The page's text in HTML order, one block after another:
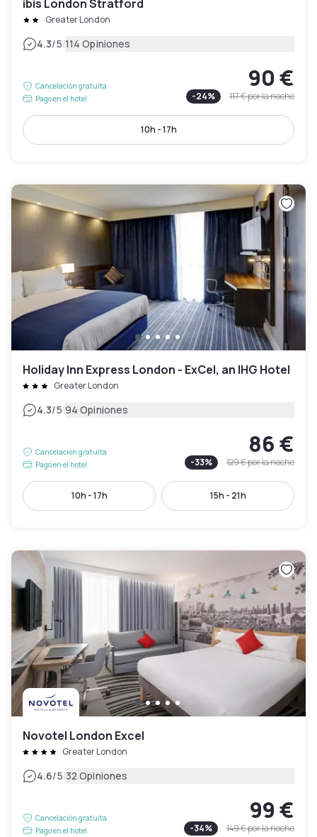
ibis London Stratford
Greater London
4.3/5|114 Opiniones
Cancelación gratuita
Pago en el hotel
90 €
-24% 117 €por la noche
10h - 17h
Holiday Inn Express London - ExCel, an IHG Hotel
Greater London
4.3/5|94 Opiniones
Cancelación gratuita
Pago en el hotel
86 €
-33% 129 €por la noche
10h - 17h 15h - 21h
Novotel London Excel
Greater London
4.6/5|32 Opiniones
Cancelación gratuita
Pago en el hotel
99 €
-34% 149 €por la noche